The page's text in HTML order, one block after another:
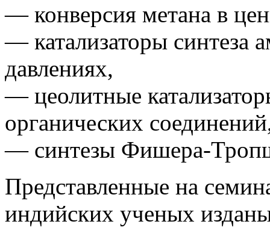
— конверсия метана в
— катализаторы синтеза
давлениях,
— цеолитные
органических
— синтезы Фишера-
Представленные на
индийских ученых